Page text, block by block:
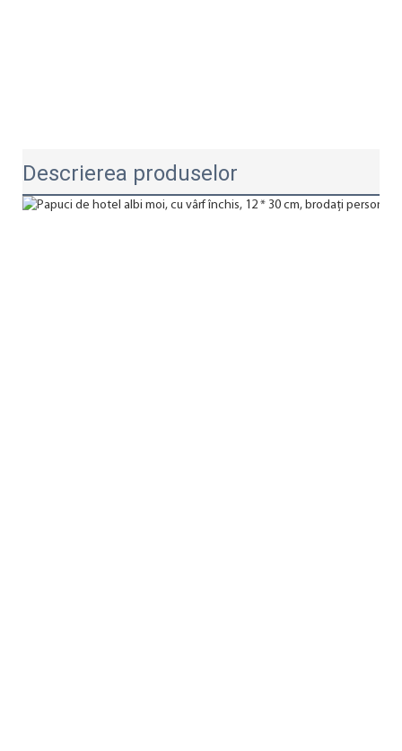
Descrierea produselor